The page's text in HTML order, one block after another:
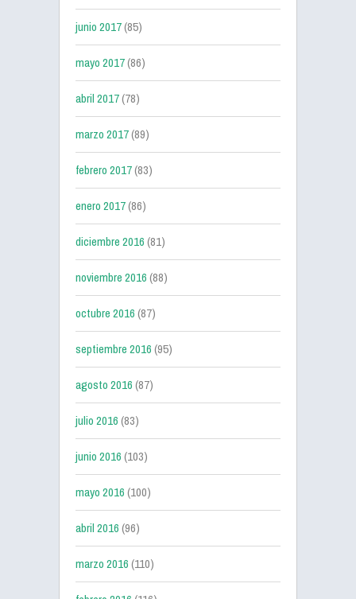
junio 2017(85)
mayo 2017(86)
abril 2017(78)
marzo 2017(89)
febrero 2017(83)
enero 2017(86)
diciembre 2016(81)
noviembre 2016(88)
octubre 2016(87)
septiembre 2016(95)
agosto 2016(87)
julio 2016(83)
junio 2016(103)
mayo 2016(100)
abril 2016(96)
marzo 2016(110)